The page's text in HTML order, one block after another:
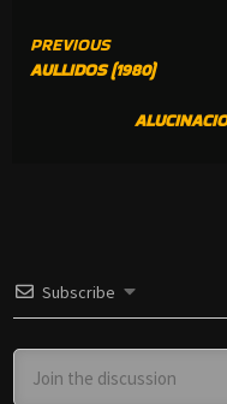
CONTINUE
READING
PREVIOUS
AULLIDOS (1980)
Subscribe